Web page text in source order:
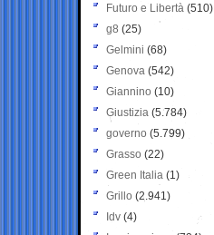
Futuro e Libertà (510)
g8 (25)
Gelmini (68)
Genova (542)
Giannino (10)
Giustizia (5.784)
governo (5.799)
Grasso (22)
Green Italia (1)
Grillo (2.941)
Idv (4)